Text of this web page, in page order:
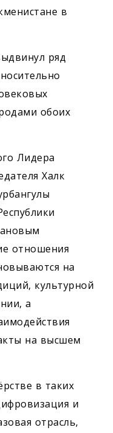
в
ряд
обоих
­Лидера
Халк
отношения
на
культурной
а
на высшем
в таких
и
отрасль,